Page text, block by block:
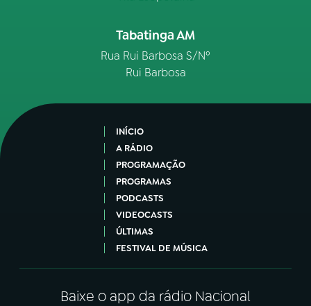
Tabatinga AM
Rua Rui Barbosa S/Nº
Rui Barbosa
INÍCIO
A RÁDIO
PROGRAMAÇÃO
PROGRAMAS
PODCASTS
VIDEOCASTS
ÚLTIMAS
FESTIVAL DE MÚSICA
Baixe o app da rádio Nacional